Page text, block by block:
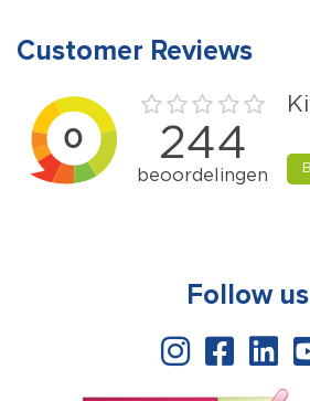
Customer Reviews
Follow us